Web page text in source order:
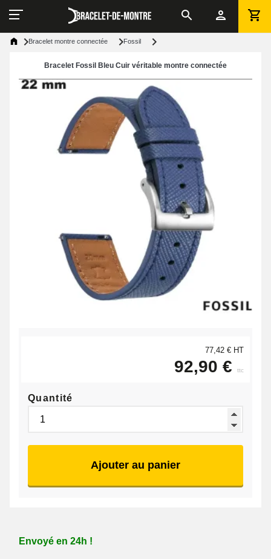
Bracelet montre connectée Fossil
Bracelet Fossil Bleu Cuir véritable montre connectée
77,42 € HT
92,90 € ttc
Quantité
Ajouter au panier
Envoyé en 24h !